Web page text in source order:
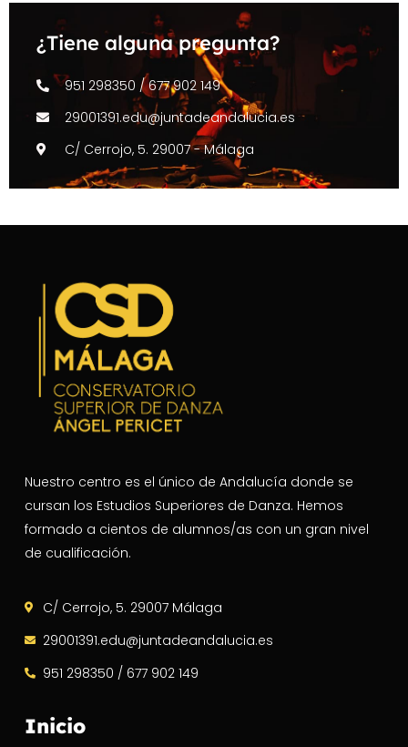
¿Tiene alguna pregunta?
951 298350 / 677 902 149
29001391.edu@juntadeandalucia.es
C/ Cerrojo, 5. 29007 - Málaga
Nuestro centro es el único de Andalucía donde se
cursan los Estudios Superiores de Danza. Hemos
formado a cientos de alumnos/as con un gran nivel
de cualificación.
C/ Cerrojo, 5. 29007 Málaga
29001391.edu@juntadeandalucia.es
951 298350 / 677 902 149
Inicio